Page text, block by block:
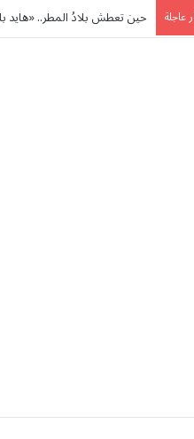
عاجلة أمين الجامعة العربية يُدين